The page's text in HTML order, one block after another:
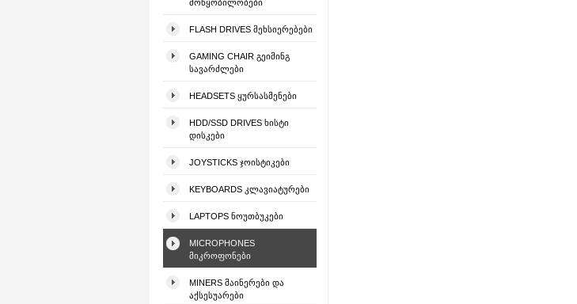
ᲛᲝᲬᲧᲝᲑᲘᲚᲝᲑᲔᲑᲘ
FLASH DRIVES ᲛᲔᲮᲡᲘᲔᲠᲔᲑᲔᲑᲘ
GAMING CHAIR ᲒᲔᲘᲛᲘᲜᲒ
ᲡᲐᲕᲐᲠᲫᲚᲔᲑᲘ
HEADSETS ᲧᲣᲠᲡᲐᲡᲛᲔᲜᲔᲑᲘ
HDD/SSD DRIVES ᲮᲘᲡᲢᲘ
ᲓᲘᲡᲙᲔᲑᲘ
JOYSTICKS ᲯᲝᲘᲡᲢᲘᲙᲔᲑᲘ
KEYBOARDS ᲙᲚᲐᲕᲘᲐᲢᲣᲠᲔᲑᲘ
LAPTOPS ᲜᲝᲣᲗᲑᲣᲙᲔᲑᲘ
MICROPHONES
ᲛᲘᲙᲠᲝᲤᲝᲜᲔᲑᲘ
MINERS ᲛᲐᲘᲜᲔᲠᲔᲑᲘ ᲓᲐ
ᲐᲥᲡᲔᲡᲣᲐᲠᲔᲑᲘ